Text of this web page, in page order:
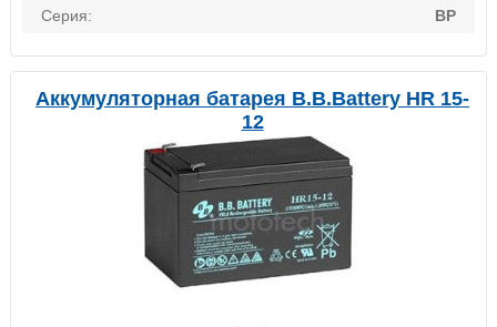
Серия:
BP
Аккумуляторная батарея B.B.Battery HR 15-
12